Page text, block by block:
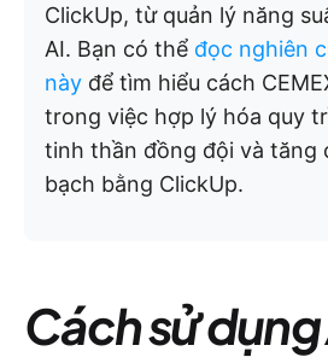
ClickUp, từ quản lý năng
AI. Bạn có thể đọc nghiên
này để tìm hiểu cách
trong việc hợp lý hóa quy
tinh thần đồng đội và tăng
bạch bằng ClickUp.
Cách sử